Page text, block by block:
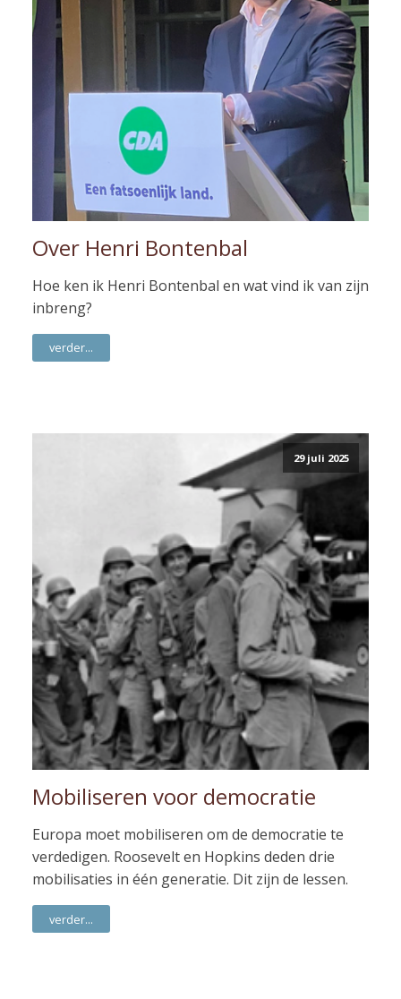
Over Henri Bontenbal
Hoe ken ik Henri Bontenbal en wat vind ik van zijn
inbreng?
verder...
29 juli 2025
Mobiliseren voor democratie
Europa moet mobiliseren om de democratie te
verdedigen. Roosevelt en Hopkins deden drie
mobilisaties in één generatie. Dit zijn de lessen.
verder...